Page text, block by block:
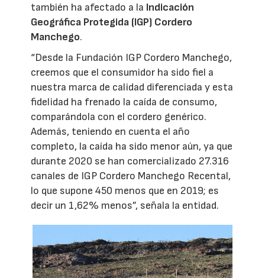
también ha afectado a la Indicación
Geográfica Protegida (IGP) Cordero
Manchego.
“Desde la Fundación IGP Cordero Manchego,
creemos que el consumidor ha sido fiel a
nuestra marca de calidad diferenciada y esta
fidelidad ha frenado la caída de consumo,
comparándola con el cordero genérico.
Además, teniendo en cuenta el año
completo, la caída ha sido menor aún, ya que
durante 2020 se han comercializado 27.316
canales de IGP Cordero Manchego Recental,
lo que supone 450 menos que en 2019; es
decir un 1,62% menos”, señala la entidad.